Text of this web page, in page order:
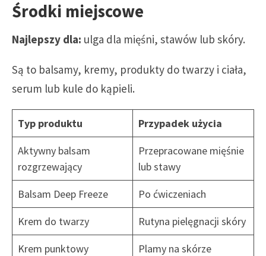
Środki miejscowe
Najlepszy dla: ulga dla mięśni, stawów lub skóry.
Są to balsamy, kremy, produkty do twarzy i ciała,
serum lub kule do kąpieli.
Typ produktu
Przypadek użycia
Aktywny balsam
rozgrzewający
Przepracowane mięśnie
lub stawy
Balsam Deep Freeze
Po ćwiczeniach
Krem do twarzy
Rutyna pielęgnacji skóry
Krem punktowy
Plamy na skórze